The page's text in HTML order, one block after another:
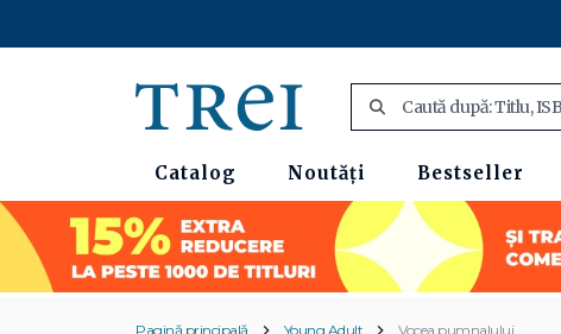
Catalog Noutăți Bestseller
Pagină principală Young Adult Vocea pumnalului